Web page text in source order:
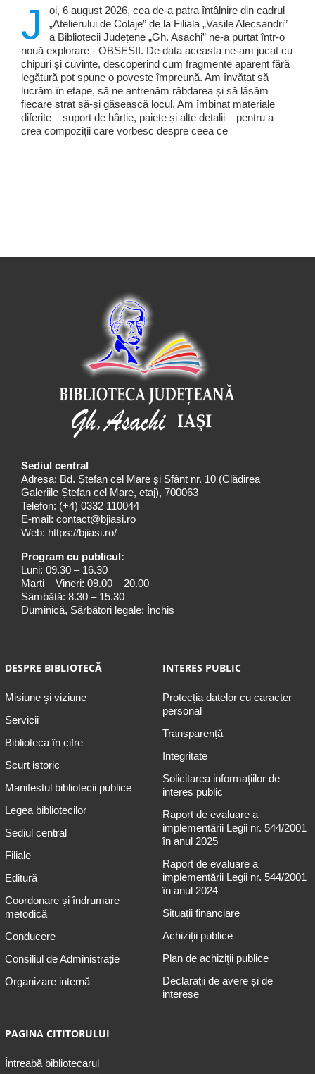
J
oi, 6 august 2026, cea de-a patra întâlnire din cadrul
„Atelierului de Colaje” de la Filiala „Vasile Alecsandri”
a Bibliotecii Județene „Gh. Asachi” ne-a purtat într-o
nouă explorare - OBSESII. De data aceasta ne-am jucat cu
chipuri și cuvinte, descoperind cum fragmente aparent fără
legătură pot spune o poveste împreună. Am învățat să
lucrăm în etape, să ne antrenăm răbdarea și să lăsăm
fiecare strat să-și găsească locul. Am îmbinat materiale
diferite – suport de hârtie, paiete și alte detalii – pentru a
crea compoziții care vorbesc despre ceea ce
Sediul central
Adresa: Bd. Ștefan cel Mare și Sfânt nr. 10 (Clădirea
Galeriile Ștefan cel Mare, etaj), 700063
Telefon: (+4) 0332 110044
E-mail: contact@bjiasi.ro
Web: https://bjiasi.ro/
Program cu publicul:
Luni: 09.30 – 16.30
Marți – Vineri: 09.00 – 20.00
Sâmbătă: 8.30 – 15.30
Duminică, Sărbători legale: Închis
DESPRE BIBLIOTECĂ
Misiune şi viziune
Servicii
Biblioteca în cifre
Scurt istoric
Manifestul bibliotecii publice
Legea bibliotecilor
Sediul central
Filiale
Editură
Coordonare și îndrumare
metodică
Conducere
Consiliul de Administrație
Organizare internă
INTERES PUBLIC
Protecția datelor cu caracter
personal
Transparență
Integritate
Solicitarea informaţiilor de
interes public
Raport de evaluare a
implementării Legii nr. 544/2001
în anul 2025
Raport de evaluare a
implementării Legii nr. 544/2001
în anul 2024
Situații financiare
Achiziții publice
Plan de achiziţii publice
Declarații de avere și de
interese
PAGINA CITITORULUI
Întreabă bibliotecarul